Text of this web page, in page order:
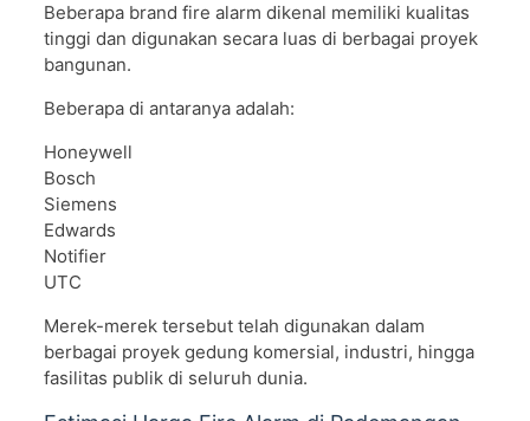
Beberapa brand fire alarm dikenal memiliki kualitas
tinggi dan digunakan secara luas di berbagai proyek
bangunan.
Beberapa di antaranya adalah:
Honeywell
Bosch
Siemens
Edwards
Notifier
UTC
Merek-merek tersebut telah digunakan dalam
berbagai proyek gedung komersial, industri, hingga
fasilitas publik di seluruh dunia.